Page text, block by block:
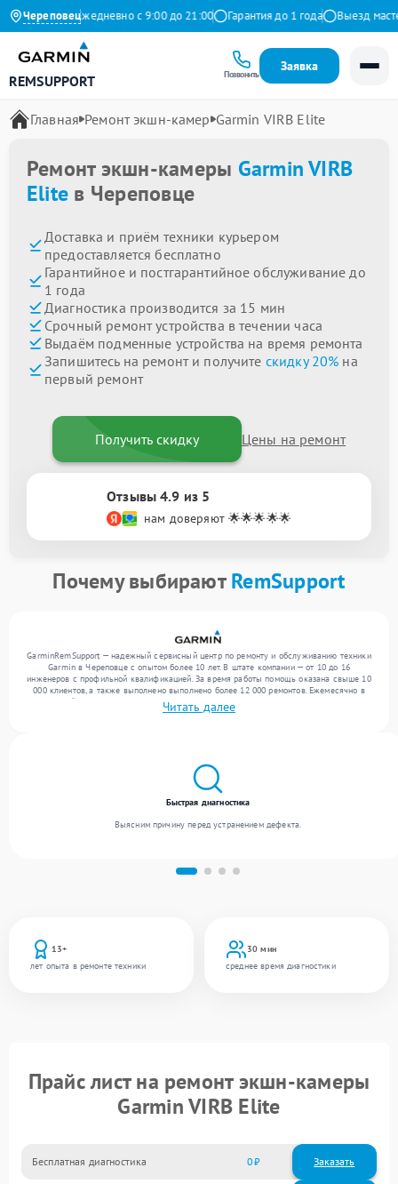
Череповец
Яндекс Ежедневно с 9:00 до 21:00 Гарантия до 1 года Выезд
REMSUPPORT Позвонить
Заявка
Главная Ремонт экшн-камер Garmin VIRB Elite
Ремонт экшн-камеры Garmin VIRB
Elite в Череповце
Доставка и приём техники курьером
предоставляется бесплатно
Гарантийное и постгарантийное обслуживание до
1 года
Диагностика производится за 15 мин
Срочный ремонт устройства в течении часа
Выдаём подменные устройства на время ремонта
Запишитесь на ремонт и получите скидку 20% на
первый ремонт
Получить скидку Цены на ремонт
Отзывы 4.9 из 5
нам доверяют 🌟🌟🌟🌟🌟
Почему выбираютRemSupport
GarminRemSupport — надежный сервисный центр по ремонту и обслуживанию техники
Garmin в Череповце с опытом более 10 лет. В штате компании — от 10 до 16
инженеров с профильной квалификацией. За время работы помощь оказана свыше 10
000 клиентов, а также выполнено выполнено более 12 000 ремонтов. Ежемесячно в
сервисный центр поступает свыше 300 единиц техники, включая , , . Мы работаем с
широким спектром неисправностей и поддерживаем высокий стандарт качества
Читать далее
13+
лет опыта в ремонте техники
30 мин
среднее время диагностики
Быстрая диагностика
Выясним причину перед устранением дефекта.
Прайс лист на ремонт экшн-камеры
Garmin VIRB Elite
Бесплатная диагностика 0 Заказать